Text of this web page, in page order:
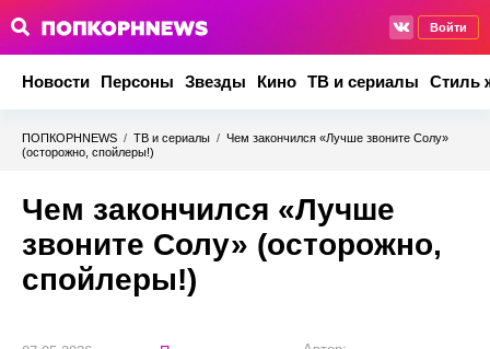
Войти
Новости Персоны Звезды Кино ТВ и сериалы Стиль
ПОПКОРНNEWS / ТВ и сериалы / Чем закончился «Лучше звоните Солу»
(осторожно, спойлеры!)
Чем закончился «Лучше
звоните Солу» (осторожно,
спойлеры!)